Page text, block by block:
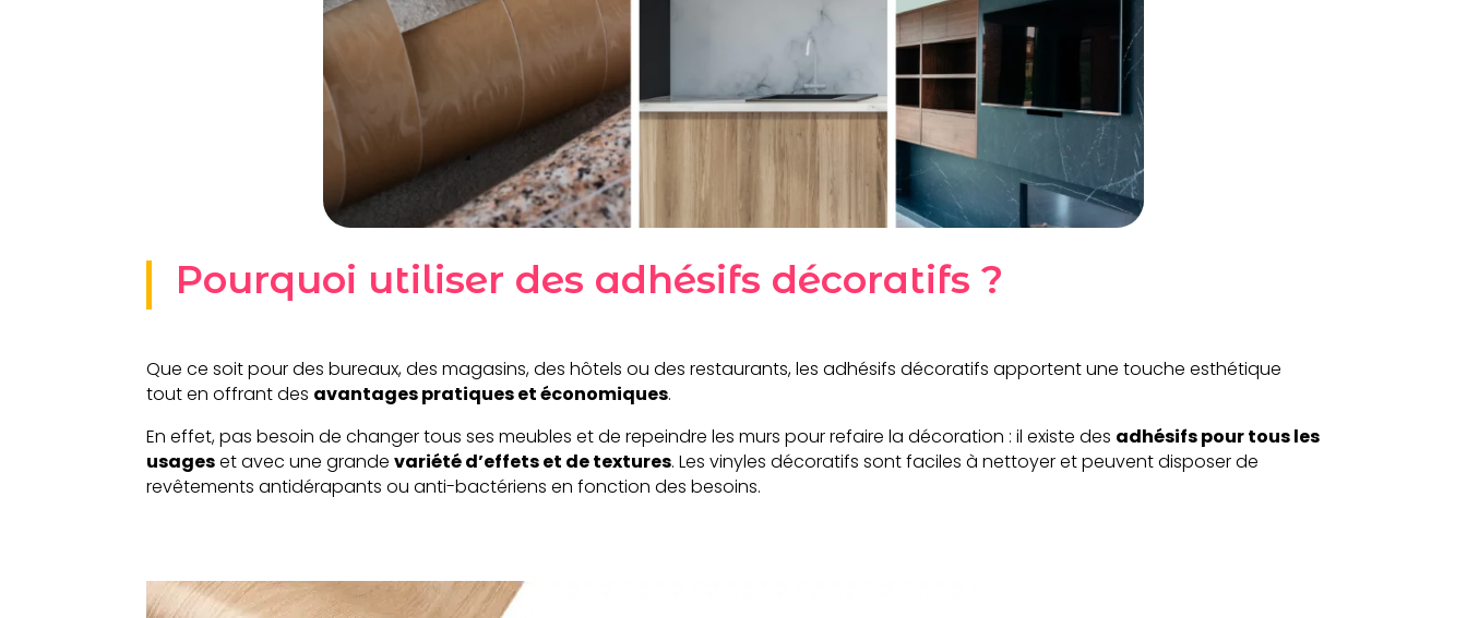
Pourquoi utiliser des adhésifs décoratifs ?
Que ce soit pour des bureaux, des magasins, des hôtels ou des restaurants, les adhésifs décoratifs apportent une touche esthétique
tout en offrant des avantages pratiques et économiques.
En effet, pas besoin de changer tous ses meubles et de repeindre les murs pour refaire la décoration : il existe des adhésifs pour tous les
usageset avec une grandevariété d’effets et de textures. Les vinyles décoratifs sont faciles à nettoyer et peuvent disposer de
revêtements antidérapants ou anti-bactériens en fonction des besoins.